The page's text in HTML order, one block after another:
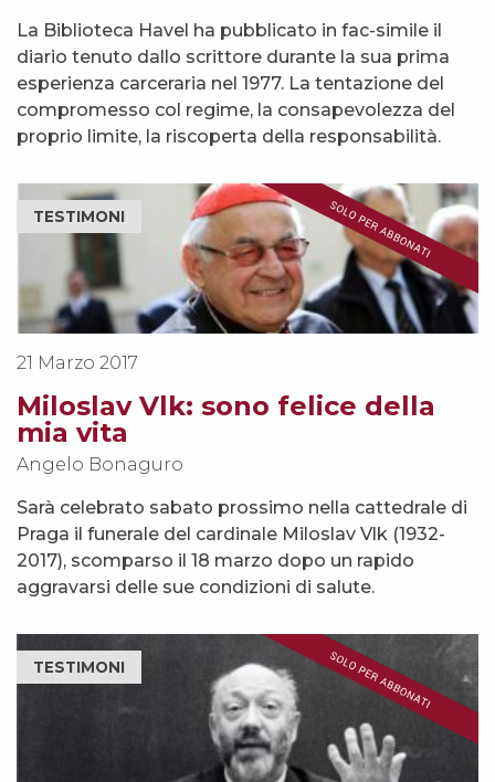
La Biblioteca Havel ha pubblicato in fac-simile il
diario tenuto dallo scrittore durante la sua prima
esperienza carceraria nel 1977. La tentazione del
compromesso col regime, la consapevolezza del
proprio limite, la riscoperta della responsabilità.
TESTIMONI
21 Marzo 2017
Miloslav Vlk: sono felice della
mia vita
Angelo Bonaguro
Sarà celebrato sabato prossimo nella cattedrale di
Praga il funerale del cardinale Miloslav Vlk (1932-
2017), scomparso il 18 marzo dopo un rapido
aggravarsi delle sue condizioni di salute.
TESTIMONI